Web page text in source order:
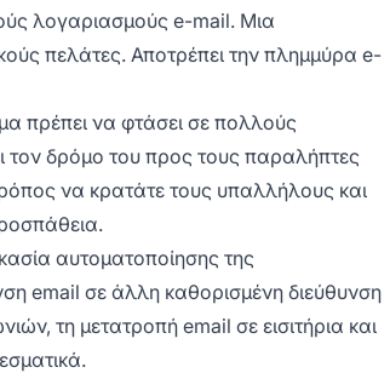
λογαριασμούς e-mail. Μια
πελάτες. Αποτρέπει την πλημμύρα e-
πρέπει να φτάσει σε πολλούς
δρόμο του προς τους παραλήπτες
να κρατάτε τους υπαλλήλους και
αυτοματοποίησης της
email σε άλλη καθορισμένη διεύθυνση
τη μετατροπή email σε εισιτήρια και